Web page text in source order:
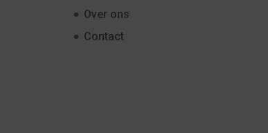
Over ons
Contact